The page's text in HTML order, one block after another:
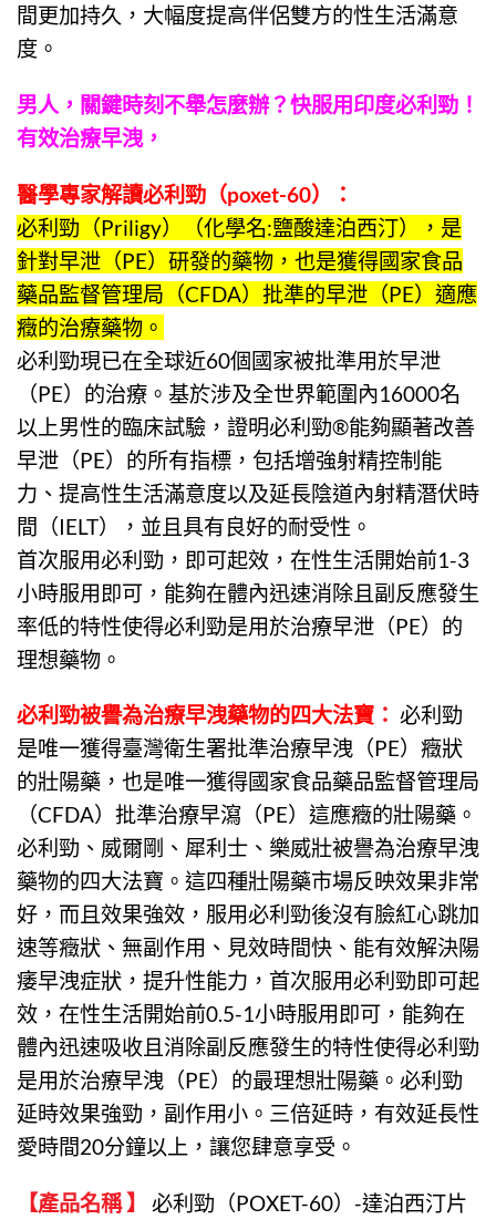
間更加持久，大幅度提高伴侶雙方的性生活滿意
度。
男人，關鍵時刻不舉怎麼辦？快服用印度必利勁 ！
有效治療早洩，
醫學專家解讀必利勁 （poxet-60）：
必利勁 （Priligy）（化學名:鹽酸達泊西汀），是
針對早泄（PE）研發的藥物，也是獲得國家食品
藥品監督管理局（CFDA）批準的早泄（PE）適應
癥的治療藥物。
必利勁現已在全球近60個國家被批準用於早泄
（PE）的治療。基於涉及全世界範圍內16000名
以上男性的臨床試驗，證明必利勁®能夠顯著改善
早泄（PE）的所有指標，包括增強射精控制能
力、提高性生活滿意度以及延長陰道內射精潛伏時
間（IELT），並且具有良好的耐受性。
首次服用必利勁 ，即可起效，在性生活開始前1-3
小時服用即可，能夠在體內迅速消除且副反應發生
率低的特性使得必利勁是用於治療早泄（PE）的
理想藥物。
必利勁被譽為治療早洩藥物的四大法寶 ： 必利勁
是唯一獲得臺灣衛生署批準治療早洩（PE）癥狀
的壯陽藥，也是唯一獲得國家食品藥品監督管理局
（CFDA）批準治療早瀉（PE）這應癥的壯陽藥。
必利勁、威爾剛、犀利士、樂威壯被譽為治療早洩
藥物的四大法寶。這四種壯陽藥市場反映效果非常
好，而且效果強效，服用必利勁後沒有臉紅心跳加
速等癥狀、無副作用、見效時間快、能有效解決陽
痿早洩症狀，提升性能力，首次服用必利勁即可起
效，在性生活開始前0.5-1小時服用即可，能夠在
體內迅速吸收且消除副反應發生的特性使得必利勁
是用於治療早洩（PE）的最理想壯陽藥。 必利勁
延時效果強勁，副作用小。三倍延時，有效延長性
愛時間20分鐘以上，讓您肆意享受。
【產品名稱 】 必利勁 （POXET-60）-達泊西汀片